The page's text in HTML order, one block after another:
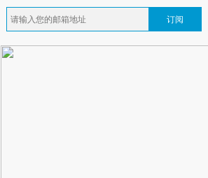
订阅